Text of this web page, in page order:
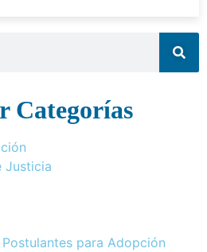
Categorías
Justicia
para Adopción